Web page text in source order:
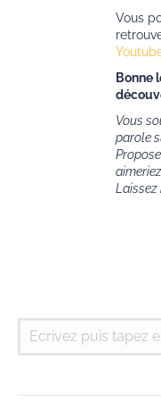
Vous
Bonne
Vous
parole
Laissez